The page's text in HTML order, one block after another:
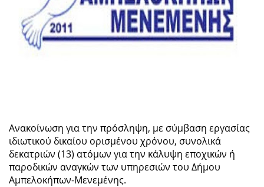
Ανακοίνωση για την πρόσληψη, με σύμβαση εργασίας
ιδιωτικού δικαίου ορισμένου χρόνου, συνολικά
δεκατριών (13) ατόμων για την κάλυψη εποχικών ή
παροδικών αναγκών των υπηρεσιών του Δήμου
Αμπελοκήπων-Μενεμένης.